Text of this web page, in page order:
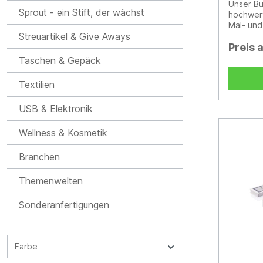
Sprout - ein Stift, der wächst
Streuartikel & Give Aways
Taschen & Gepäck
Textilien
USB & Elektronik
Wellness & Kosmetik
Branchen
Themenwelten
Sonderanfertigungen
Farbe
Unser
Mal-
wird
und
Ideal
Preis